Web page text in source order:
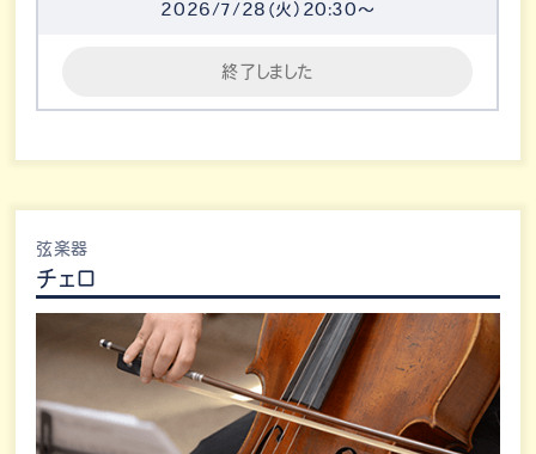
2026/7/28（火）20:30～
終了しました
弦楽器
チェロ